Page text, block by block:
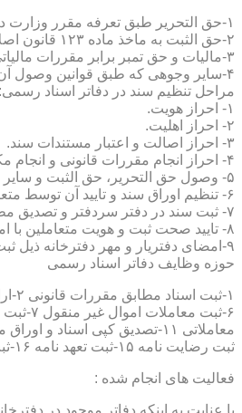
۱-حق التحریر طبق تعرفه مقرر وزارت دادگستری.
۲-حق الثبت به ماخذ ماده ۱۲۳ قانون اصلاحی قانون ثبت.
۳-مالیات و حق تمبر برابر مقررات مالیاتی.
۴-سایر وجوهی که طبق قوانین وصول آن به عهده دفترخانه محول است.
مراحل تنظیم سند در دفاتر اسناد رسمی:
۱- احراز هویت.
۲- احراز اهلیت.
۳- احراز اصالت و اعتبار مستندات سند.
۴- احراز انجام مقررات قانونی و انجام مکاتبات لازم و اطمینان از عدم منع قانونی تنظیم سند.
۵- وصول حق التحریر، حق الثبت و سایر حقوق دولتی.
۶- تنظیم اوراق سند و تایید آن توسط متعاملین.
۷- ثبت سند در دفتر سردفتر و تصدیق مطابقت سند و ثبت دفتر توسط متعاملین.
۸- تایید صحت ثبت و هویت متعاملین با امضای سردفتر ذیل ثبت دفتر و حاشیه سند.
۹-امضای دفتریار و مهر دفترخانه ذیل ثبت دفتر و در حاشیه سند.
حوزه وظایف دفاتر اسناد رسمی
ثبت رضایت نامه ۱۵-ثبت تعهد نامه ۱۶-ثبت اجاره نامه ۱۷-ثبت معاملات سرقفلی ۱۸-ثبت وقف نامه و اسناد موقوفه ۱۹-ثبت اسناد ضمانت نامه ۲۰-صدور اجرائیه ۲۱-ثبت نکاح ۲۲-ثبت طلاق
فعالیت های انجام شده :